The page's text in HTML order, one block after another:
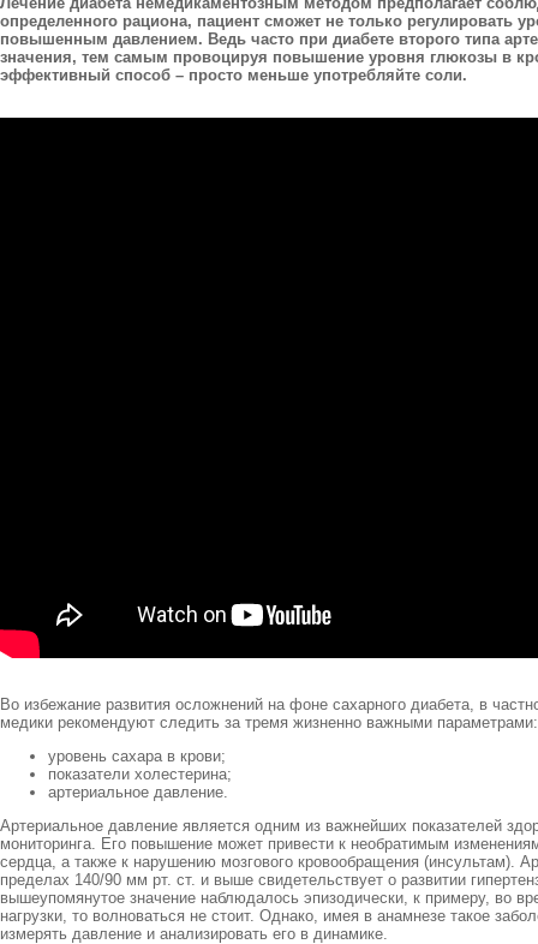
определенного рациона, пациент сможет не только регулировать
повышенным давлением. Ведь часто при диабете второго типа
значения, тем самым провоцируя повышение уровня глюкозы в
эффективный способ – просто меньше употребляйте соли.
Во избежание развития осложнений на фоне сахарного диабета, в
медики рекомендуют следить за тремя жизненно важными параметрами:
уровень сахара в крови;
показатели холестерина;
артериальное давление.
Артериальное давление является одним из важнейших показателей
мониторинга. Его повышение может привести к необратимым
сердца, а также к нарушению мозгового кровообращения (инсультам).
пределах 140/90 мм рт. ст. и выше свидетельствует о развитии
вышеупомянутое значение наблюдалось эпизодически, к примеру, во
нагрузки, то волноваться не стоит. Однако, имея в анамнезе такое
измерять давление и анализировать его в динамике.